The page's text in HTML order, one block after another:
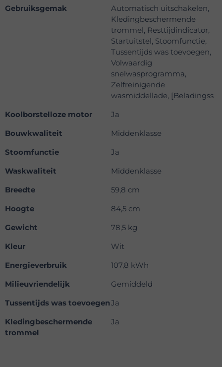
Gebruiksgemak
Automatisch uitschakelen,
Kledingbeschermende
trommel, Resttijdindicator,
Startuitstel, Stoomfunctie,
Tussentijds was toevoegen,
Volwaardig
snelwasprogramma,
Zelfreinigende
wasmiddellade, [Beladingss
Koolborstelloze motor
Ja
Bouwkwaliteit
Middenklasse
Stoomfunctie
Ja
Waskwaliteit
Middenklasse
Breedte
59,8 cm
Hoogte
84,5 cm
Gewicht
78,5 kg
Kleur
Wit
Energieverbruik
107,8 kWh
Milieuvriendelijk
Gemiddeld
Tussentijds was toevoegenJa
Kledingbeschermende
trommel
Ja